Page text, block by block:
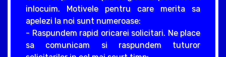
inlocuim. Motivele pentru care merita sa
apelezi la noi sunt numeroase:
- Raspundem rapid oricarei solicitari. Ne place
sa comunicam si raspundem tuturor